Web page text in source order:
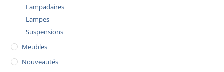
Lampadaires
Lampes
Suspensions
Meubles
Nouveautés